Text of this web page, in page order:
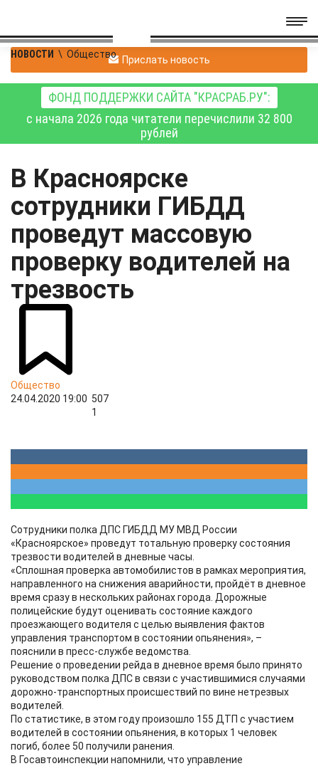
НОВОСТИ \ Общество Прислать новость
ФОНД ПОДДЕРЖКИ САЙТА "КРАСРАБ.РУ":
с начала 2026 года читатели перечислили 32 800
рублей
В Красноярске
сотрудники ГИБДД
проведут массовую
проверку водителей на
трезвость
Общество
24.04.2020 19:00 507
1
Сотрудники полка ДПС ГИБДД МУ МВД России
«Красноярское» проведут тотальную проверку состояния
трезвости водителей в дневные часы.
«Сплошная проверка автомобилистов в рамках мероприятия,
направленного на снижения аварийности, пройдёт в дневное
время сразу в нескольких районах города. Дорожные
полицейские будут оценивать состояние каждого
проезжающего водителя с целью выявления фактов
управления транспортом в состоянии опьянения», –
пояснили в пресс-службе ведомства.
Решение о проведении рейда в дневное время было принято
руководством полка ДПС в связи с участившимися случаями
дорожно-транспортных происшествий по вине нетрезвых
водителей.
По статистике, в этом году произошло 155 ДТП с участием
водителей в состоянии опьянения, в которых 1 человек
погиб, более 50 получили ранения.
В Госавтоинспекции напомнили, что управление